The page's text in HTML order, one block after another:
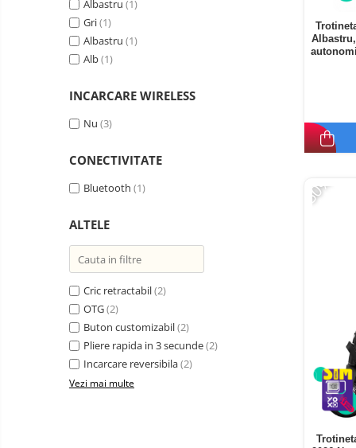
Media player cu Android
Accesorii
Miracast
non
accesorii
Piese de schimb telefoane
Albastru (1)
Gri(1)
Albastru (1)
Alb(1)
INCARCARE WIRELESS
Nu (3)
CONECTIVITATE
Bluetooth (1)
ALTELE
Cric retractabil(2)
OTG(2)
Buton customizabil(2)
Pliere rapida in 3 secunde(2)
Incarcare reversibila(2)
Vezi mai multe
-50%